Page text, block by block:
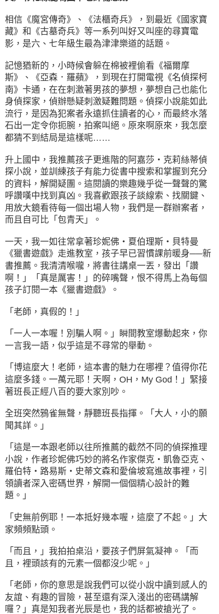
相信《魔宮傳奇》、《法櫃奇兵》，到最近《國家寶
藏》和《古墓奇兵》等一系列叫好又叫座的尋寶電
影，是六、七年級生最為津津樂道的話題。
記憶猶新的，小時候會躲在棉被裡偷看《福爾摩
斯》、《亞森．羅蘋》，到現在打開電視《名偵探柯
南》卡通，在在刺激著男孩的夢想，夢想自己也能化
身偵探家，偵辦懸疑刺激疑難問題。偵探小說能如此
流行，是因為犯案者永遠抓住讀者的心，而最終水落
石出一定令你扼腕，拍案叫絕。原來啊原來，我怎麼
都猜不到結局是這樣呢……
升上國中，我推薦孩子更進階的阿嘉莎‧克莉絲蒂偵
探小說，並訓練孩子有能力從書中搜索和掌握到充分
的資料，解開疑團。這閱讀的樂趣幾乎從一聲聲的驚
呼讚嘆中找到真凶。我喜歡跟孩子談線索、找關鍵、
用放大鏡看待每一個出場人物，我們是一群辦案者，
而且自可比「包青天」。
一天，我一如往常拿著珍妮佛・夏伯理斯・貝特曼
《獵書遊戲》走進教室，孩子早已習慣課前暖身──新
書推薦。我清清喉嚨，將書往講桌一丟，發出「讚
啊！」「真是厲害！」的碎嘴聲，恨不得馬上為每個
孩子訂閱一本《獵書遊戲》。
「老師，真假的！」
「一人一本喔！別騙人啊。」瞬間教室爆動起來，你
一言我一語，似乎這是不尋常的舉動。
「博這麼大！老師，這本書的魅力在哪裡？值得你花
這麼多錢。一萬元耶！天啊，OH，My God！」緊接
著班長正經八百的要大家別吵。
全班突然鴉雀無聲，靜聽班長指揮。「大人，小的願
聞其詳。」
「這是一本跟老師以往所推薦的截然不同的偵探推理
小說，作者珍妮佛巧妙的將名作家傑克・凱魯亞克、
羅伯特・路易斯・史蒂文森和愛倫坡寫進故事裡，引
領讀者深入密碼世界，解開一個個精心設計的難
題。」
「史無前例耶！一本抵好幾本喔，這麼了不起。」大
家頻頻點頭。
「而且，」我拍拍桌沿，要孩子們屏氣凝神。「而
且，裡頭該有的元素一個都沒少呢。」
「老師，你的意思是說我們可以從小說中讀到感人的
友誼、有趣的冒險，甚至還有深入淺出的密碼講解
囉？」真是知我者光辰是也，我的話都被搶光了。